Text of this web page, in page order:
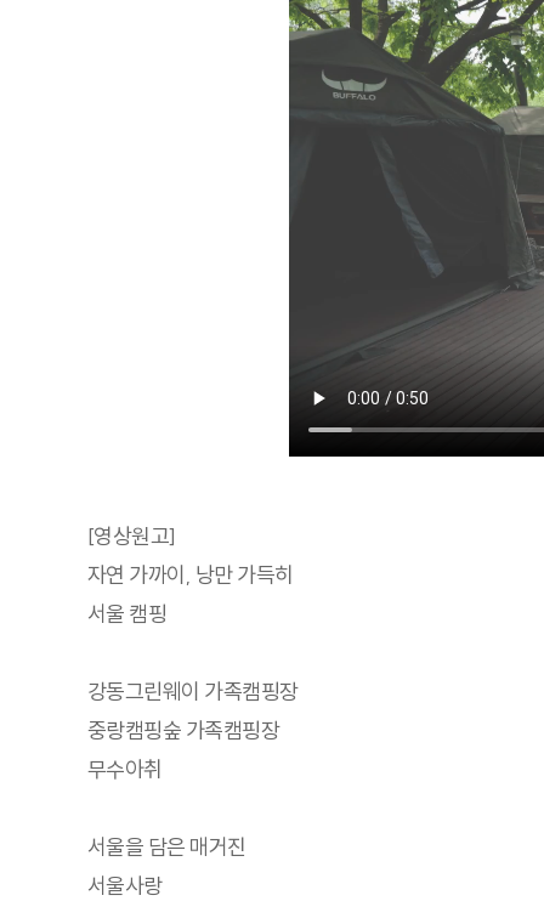
[영상원고]
자연 가까이, 낭만 가득히
서울 캠핑
강동그린웨이 가족캠핑장
중랑캠핑숲 가족캠핑장
무수아취
서울을 담은 매거진
서울사랑